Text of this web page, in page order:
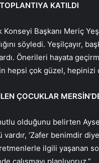
KATILDI
Başkanı Meriç
söyledi. Yeşilçayır,
Önerileri hayata
hepsi çok güzel, hepinizi
ÇOCUKLAR
olduğunu belirten
‘Zafer benimdir
ilgili yaşanan